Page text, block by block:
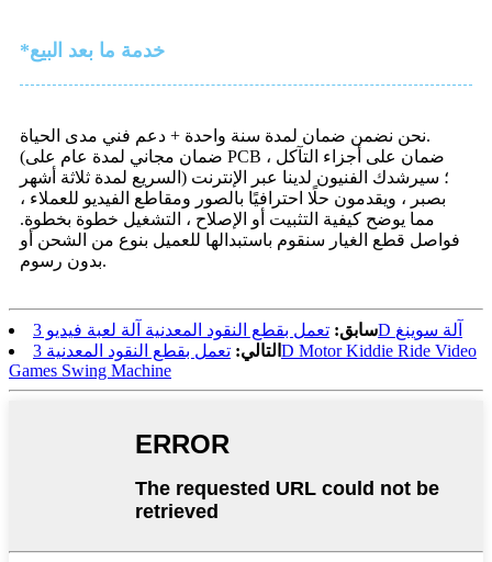
*خدمة ما بعد البيع
نحن نضمن ضمان لمدة سنة واحدة + دعم فني مدى الحياة.
(ضمان مجاني لمدة عام على PCB ، ضمان على أجزاء التآكل
السريع لمدة ثلاثة أشهر) ؛ سيرشدك الفنيون لدينا عبر الإنترنت
بصبر ، ويقدمون حلًا احترافيًا بالصور ومقاطع الفيديو للعملاء ،
مما يوضح كيفية التثبيت أو الإصلاح ، التشغيل خطوة بخطوة.
فواصل قطع الغيار سنقوم باستبدالها للعميل بنوع من الشحن أو
بدون رسوم.
سابق:
تعمل بقطع النقود المعدنية آلة لعبة فيديو 3D آلة سوينغ
التالي:
تعمل بقطع النقود المعدنية 3D Motor Kiddie Ride Video
Games Swing Machine